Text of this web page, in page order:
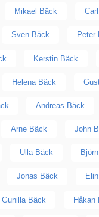
Mikael Bäck
Sven Bäck Peter
Kerstin Bäck
Helena Bäck
Andreas Bäck
Arne Bäck John
Ulla Bäck
Jonas Bäck
Gunilla Bäck Håkan